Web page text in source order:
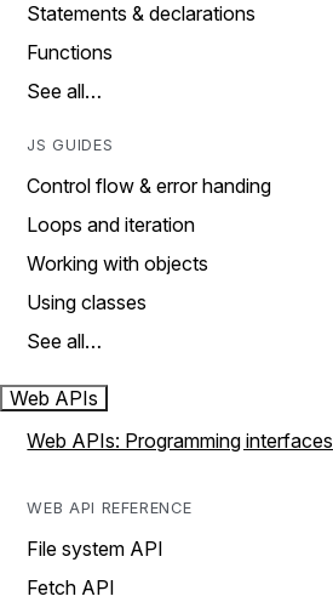
Statements & declarations
Functions
See all…
JS GUIDES
Control flow & error handing
Loops and iteration
Working with objects
Using classes
See all…
Web APIs
Web APIs: Programming interfaces
WEB API REFERENCE
File system API
Fetch API